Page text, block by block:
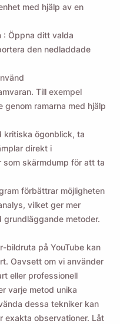
med hjälp av en
: Öppna ditt valda
den nedladdade
Till exempel
genom ramarna med hjälp
kritiska ögonblick, ta
direkt i
som skärmdump för att ta
förbättrar möjligheten
vilket ger mer
grundläggande metoder.
bildruta på YouTube kan
Oavsett om vi använder
eller professionell
varje metod unika
dessa tekniker kan
exakta observationer. Låt